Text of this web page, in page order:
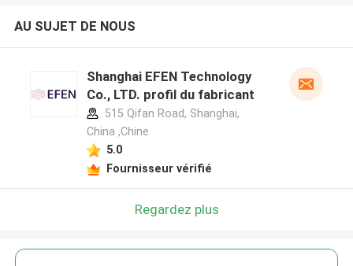
AU SUJET DE NOUS
Shanghai EFEN Technology
Co., LTD. profil du fabricant
515 Qifan Road, Shanghai,
China ,Chine
5.0
Fournisseur vérifié
Regardez plus